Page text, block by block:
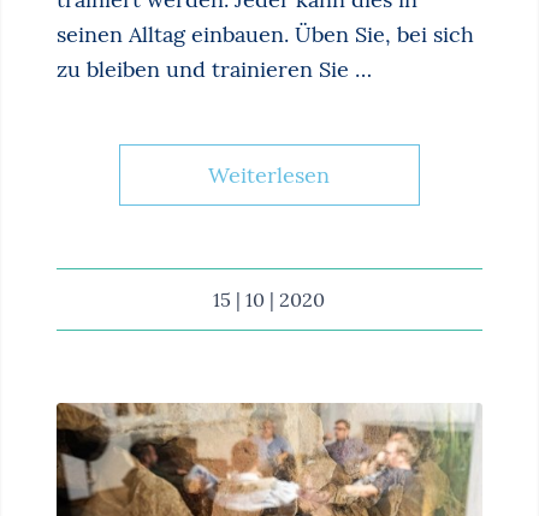
seinen Alltag einbauen. Üben Sie, bei sich
zu bleiben und trainieren Sie …
Weiterlesen
15 | 10 | 2020